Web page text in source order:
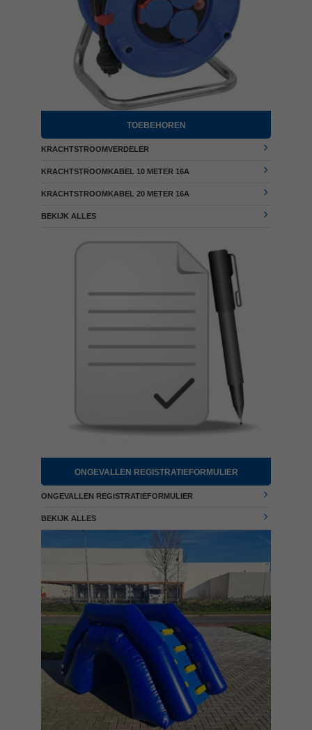
TOEBEHOREN
KRACHTSTROOMVERDELER
KRACHTSTROOMKABEL 10 METER 16A
KRACHTSTROOMKABEL 20 METER 16A
BEKIJK ALLES
ONGEVALLEN REGISTRATIEFORMULIER
ONGEVALLEN REGISTRATIEFORMULIER
BEKIJK ALLES